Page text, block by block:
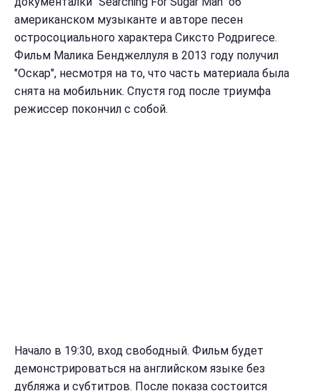
американском музыканте и авторе песен
остросоциального характера Сиксто Родригесе.
Фильм Малика Бенджеллуля в 2013 году получил
"Оскар", несмотря на то, что часть материала была
снята на мобильник. Спустя год после триумфа
режиссер покончил с собой.
Начало в 19:30, вход свободный. Фильм будет
демонстрироваться на английском языке без
дубляжа и субтитров. После показа состоится